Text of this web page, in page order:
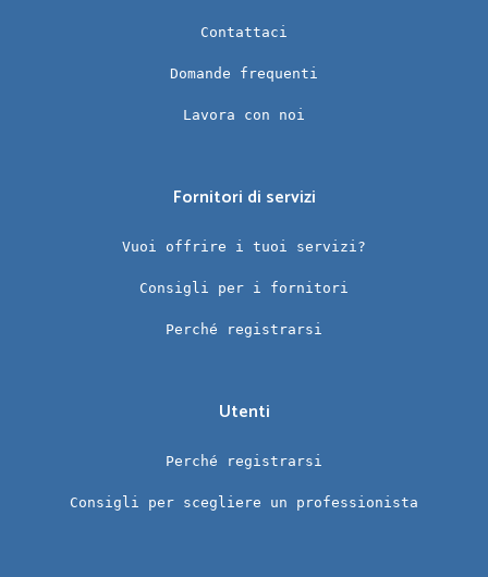
Contattaci
Domande frequenti
Lavora con noi
Fornitori di servizi
Vuoi offrire i tuoi servizi?
Consigli per i fornitori
Perché registrarsi
Utenti
Perché registrarsi
Consigli per scegliere un professionista